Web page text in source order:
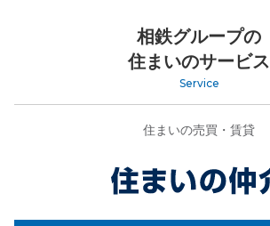
相鉄グループの
住まいのサービス
Service
住まいの売買・賃貸